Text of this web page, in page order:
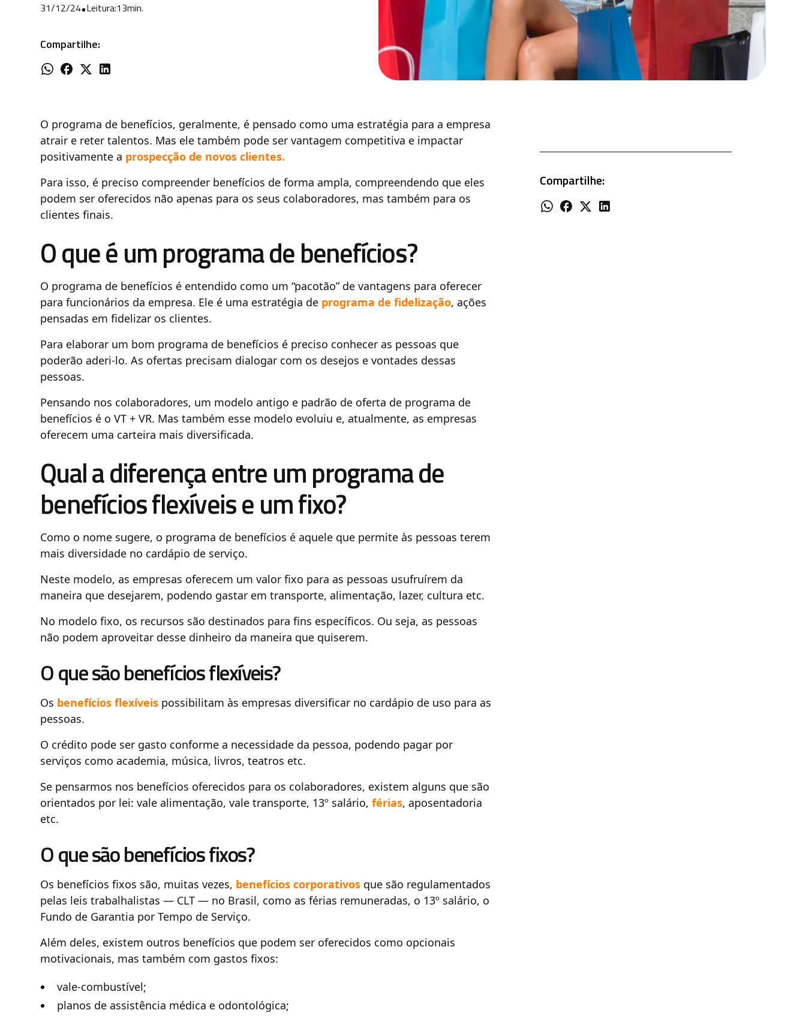
31/12/24•Leitura:13min.
Compartilhe:
O programa de benefícios, geralmente, é pensado como uma estratégia para a empresa
atrair e reter talentos. Mas ele também pode ser vantagem competitiva e impactar
positivamente a prospecção de novos clientes.
Para isso, é preciso compreender benefícios de forma ampla, compreendendo que eles
podem ser oferecidos não apenas para os seus colaboradores, mas também para os
clientes finais.
O que é um programa de benefícios?
O programa de benefícios é entendido como um “pacotão” de vantagens para oferecer
para funcionários da empresa. Ele é uma estratégia de programa de fidelização, ações
pensadas em fidelizar os clientes.
Para elaborar um bom programa de benefícios é preciso conhecer as pessoas que
poderão aderi-lo. As ofertas precisam dialogar com os desejos e vontades dessas
pessoas.
Pensando nos colaboradores, um modelo antigo e padrão de oferta de programa de
benefícios é o VT + VR. Mas também esse modelo evoluiu e, atualmente, as empresas
oferecem uma carteira mais diversificada.
Qual a diferença entre um programa de
benefícios flexíveis e um fixo?
Como o nome sugere, o programa de benefícios é aquele que permite às pessoas terem
mais diversidade no cardápio de serviço.
Neste modelo, as empresas oferecem um valor fixo para as pessoas usufruírem da
maneira que desejarem, podendo gastar em transporte, alimentação, lazer, cultura etc.
No modelo fixo, os recursos são destinados para fins específicos. Ou seja, as pessoas
não podem aproveitar desse dinheiro da maneira que quiserem.
O que são benefícios flexíveis?
Os benefícios flexíveis possibilitam às empresas diversificar no cardápio de uso para as
pessoas.
O crédito pode ser gasto conforme a necessidade da pessoa, podendo pagar por
serviços como academia, música, livros, teatros etc.
Se pensarmos nos benefícios oferecidos para os colaboradores, existem alguns que são
orientados por lei: vale alimentação, vale transporte, 13º salário,férias, aposentadoria
etc.
O que são benefícios fixos?
Os benefícios fixos são, muitas vezes, benefícios corporativos que são regulamentados
pelas leis trabalhalistas — CLT — no Brasil, como as férias remuneradas, o 13º salário, o
Fundo de Garantia por Tempo de Serviço.
Além deles, existem outros benefícios que podem ser oferecidos como opcionais
motivacionais, mas também com gastos fixos:
vale-combustível;
planos de assistência médica e odontológica;
Compartilhe: